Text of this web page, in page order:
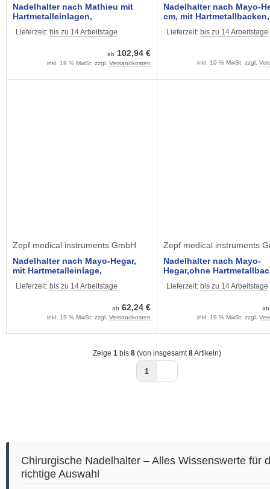
Nadelhalter nach Mathieu mit
Hartmetalleinlagen,
Lieferzeit: bis zu 14 Arbeitstage
ab 102,94 €
inkl. 19 % MwSt. zzgl. Versandkosten
Nadelhalter nach Mayo-
cm, mit Hartmetallbacken,
Lieferzeit: bis zu 14 Arbeitstage
inkl. 19 % MwSt. zzgl.
Zepf medical instruments GmbH
Nadelhalter nach Mayo-Hegar,
mit Hartmetalleinlage,
Lieferzeit: bis zu 14 Arbeitstage
ab 62,24 €
inkl. 19 % MwSt. zzgl. Versandkosten
Zepf medical instruments
Nadelhalter nach Mayo-
Hegar,ohne
Lieferzeit: bis zu 14 Arbeitstage
inkl. 19 % MwSt. zzgl.
Zeige 1bis 8(von insgesamt8Artikeln)
1
Chirurgische Nadelhalter – Alles Wissenswerte für
richtige Auswahl